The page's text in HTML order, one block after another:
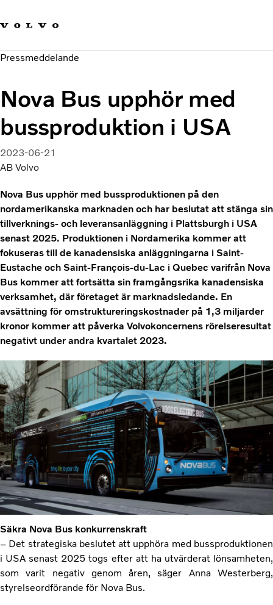
Hållbara transporter
Investerare
Nyheter och Media
Pressmeddelande
Nova Bus upphör med
bussproduktion i USA
2023-06-21
AB Volvo
Nova Bus upphör med bussproduktionen på den
nordamerikanska marknaden och har beslutat att stänga sin
tillverknings- och leveransanläggning i Plattsburgh i USA
senast 2025. Produktionen i Nordamerika kommer att
fokuseras till de kanadensiska anläggningarna i Saint-
Eustache och Saint-François-du-Lac i Quebec varifrån Nova
Bus kommer att fortsätta sin framgångsrika kanadensiska
verksamhet, där företaget är marknadsledande. En
avsättning för omstruktureringskostnader på 1,3 miljarder
kronor kommer att påverka Volvokoncernens rörelseresultat
negativt under andra kvartalet 2023.
Säkra Nova Bus konkurrenskraft
– Det strategiska beslutet att upphöra med bussproduktionen
i USA senast 2025 togs efter att ha utvärderat lönsamheten,
som varit negativ genom åren, säger Anna Westerberg,
styrelseordförande för Nova Bus.